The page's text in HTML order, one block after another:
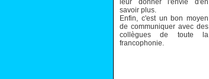
leur donner l'envie d'en
savoir plus.
Enfin, c'est un bon moyen
de communiquer avec des
collègues de toute la
francophonie.